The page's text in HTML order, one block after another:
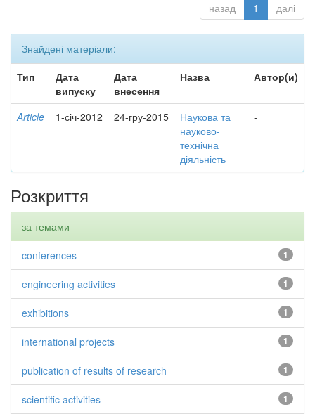
назад 1 далі
Знайдені матеріали:
Тип
Дата
випуску
Дата
внесення
Назва Автор(и)
Article 1-січ-2012 24-гру-2015
Наукова та
науково-
технічна
діяльність
-
Розкриття
за темами
1
conferences
1
engineering activities
1
exhibitions
1
international projects
1
publication of results of research
1
scientific activities